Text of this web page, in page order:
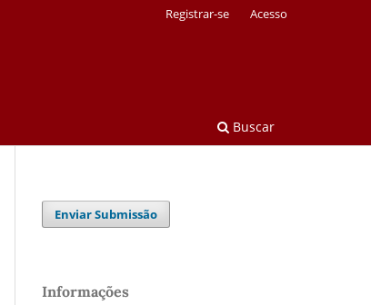
Buscar
Registrar-se Acesso
Enviar Submissão
Informações